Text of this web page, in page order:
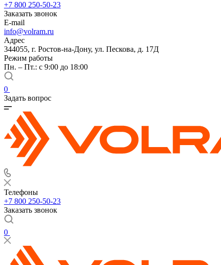
+7 800 250-50-23
Заказать звонок
E-mail
info@volram.ru
Адрес
344055, г. Ростов-на-Дону, ул. Пескова, д. 17Д
Режим работы
Пн. – Пт.: с 9:00 до 18:00
0
Задать вопрос
Телефоны
+7 800 250-50-23
Заказать звонок
0